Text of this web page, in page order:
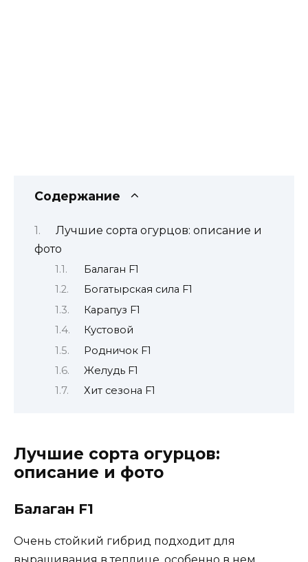
Содержание
Лучшие сорта огурцов: описание и
фото
Балаган F1
Богатырская сила F1
Карапуз F1
Кустовой
Родничок F1
Желудь F1
Хит сезона F1
Лучшие сорта огурцов:
описание и фото
Балаган F1
Очень стойкий гибрид подходит для